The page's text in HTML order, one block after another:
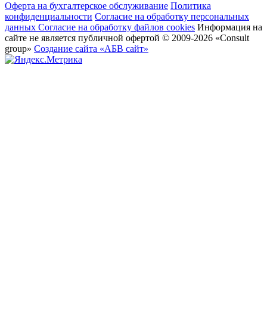
Оферта на бухгалтерское обслуживание Политика
конфиденциальности Согласие на обработку персональных
данных Согласие на обработку файлов cookies Информация на
сайте не является публичной офертой © 2009-2026 «Consult
group» Создание сайта «АБВ сайт»